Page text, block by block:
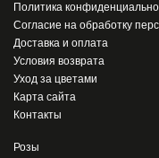
Политика
Согласие на обработку
Доставка и оплата
Условия возврата
Уход за цветами
Карта сайта
Контакты
Розы